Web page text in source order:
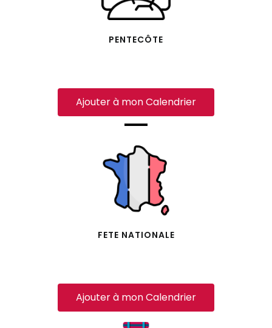
PENTECÔTE
Ajouter à mon Calendrier
FETE NATIONALE
Ajouter à mon Calendrier